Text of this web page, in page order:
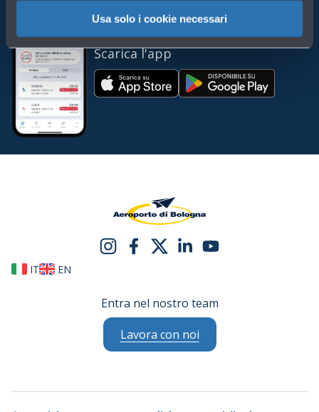
Usa solo i cookie necessari
Porta BLQ sempre con te
Scarica l'app
IT EN
Entra nel nostro team
Lavora con noi